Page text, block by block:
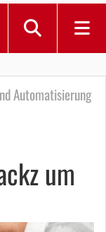
Automatisierung
um